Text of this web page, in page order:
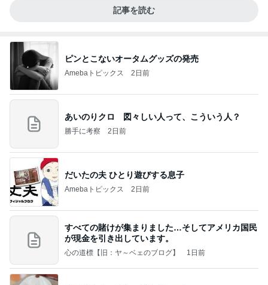
記事を読む
ピンとこないオータムグッズの発売
Amebaトピックス 2日前
あいのりクロ 図々しい人って、こういう人？
勝手に考察 2日前
だいたの夫 ひとり遊びする息子
Amebaトピックス 2日前
すべての賭けが集まりました…そしてアメリカ国民
が現金を引き出しています。
心の道標【旧：ヤ～ベェのブログ】 1日前